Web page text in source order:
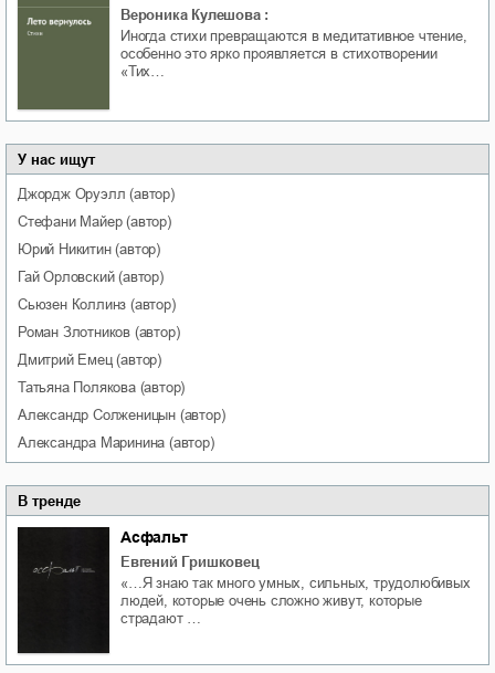
Вероника Кулешова :
Иногда стихи превращаются в медитативное чтение,
особенно это ярко проявляется в стихотворении
«Тих…
У нас ищут
Джордж Оруэлл (автор)
Стефани Майер(автор)
Юрий Никитин(автор)
Гай Орловский(автор)
Сьюзен Коллинз (автор)
Роман Злотников (автор)
Дмитрий Емец(автор)
Татьяна Полякова(автор)
Александр Солженицын (автор)
Александра Маринина (автор)
В тренде
Асфальт
Евгений Гришковец
«…Я знаю так много умных, сильных, трудолюбивых
людей, которые очень сложно живут, которые
страдают …